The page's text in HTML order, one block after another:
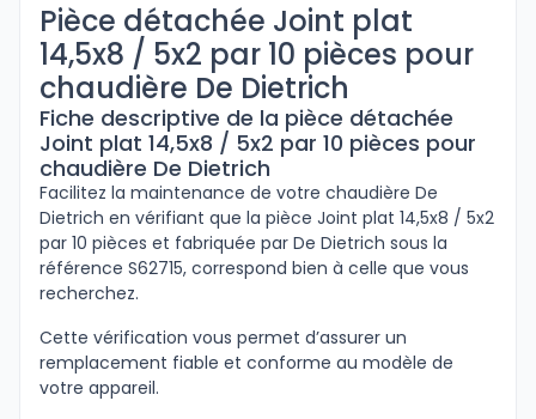
Pièce détachée Joint plat
14,5x8 / 5x2 par 10 pièces pour
chaudière De Dietrich
Fiche descriptive de la pièce détachée
Joint plat 14,5x8 / 5x2 par 10 pièces pour
chaudière De Dietrich
Facilitez la maintenance de votre chaudière De
Dietrich en vérifiant que la pièce Joint plat 14,5x8 / 5x2
par 10 pièces et fabriquée par De Dietrich sous la
référence S62715, correspond bien à celle que vous
recherchez.
Cette vérification vous permet d’assurer un
remplacement fiable et conforme au modèle de
votre appareil.